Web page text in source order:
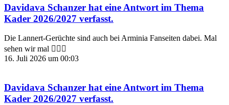
Davidava Schanzer hat eine Antwort im Thema
Kader 2026/2027 verfasst.
Die Lannert-Gerüchte sind auch bei Arminia Fanseiten dabei. Mal
sehen wir mal 🤷🏿‍♂️
16. Juli 2026 um 00:03
Davidava Schanzer hat eine Antwort im Thema
Kader 2026/2027 verfasst.